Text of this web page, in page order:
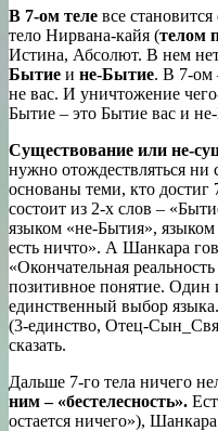
В 7-ом теле все
тело Нирвана-кайя (телом
Истина, Абсолют. В нем
Бытие и не-Бытие. В 7-ом
не вас. И уничтожение
Бытие – это Бытие вас и
Существование или не-
нужно отождествляться
основаны теми, кто достиг
состоит из 2-х слов –
языком «не-Бытия»,
есть ничто». А Шанкара
«Окончательная
позитивное понятие. Один
единственный выбор
(3-единство, Отец-
сказать.
Дальше 7-го тела ничего
ним – «бестелесность».
остается ничего»), Шанкара